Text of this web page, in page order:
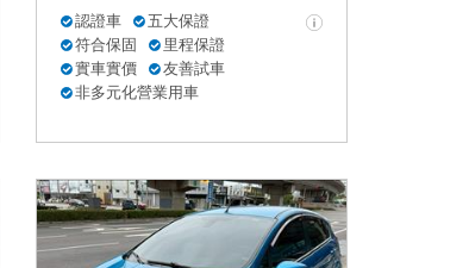
認證車
五大保證
符合保固
里程保證
實車實價
友善試車
非多元化營業用車